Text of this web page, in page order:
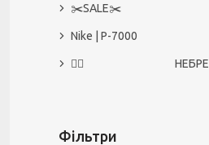
✂️SALE✂️
Nike | P-7000
🙅‍♀️
Фільтри